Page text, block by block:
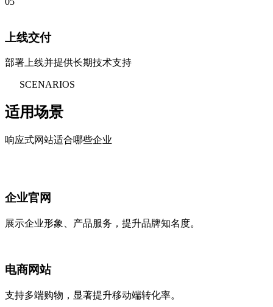
上线交付
部署上线并提供长期技术支持
SCENARIOS
适用场景
响应式网站适合哪些企业
企业官网
展示企业形象、产品服务，提升品牌知名度。
电商网站
支持多端购物，显著提升移动端转化率。